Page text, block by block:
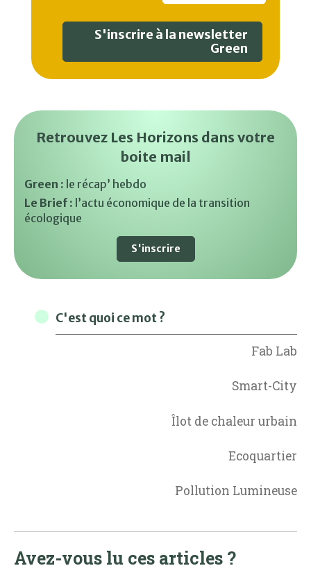
S'inscrire à la newsletter
Green
Retrouvez Les Horizons dans votre
boite mail
Green : le récap’ hebdo
Le Brief : l’actu économique de la transition
écologique
S'inscrire
C'est quoi ce mot ?
Fab Lab
Smart-City
Îlot de chaleur urbain
Ecoquartier
Pollution Lumineuse
Avez-vous lu ces articles ?